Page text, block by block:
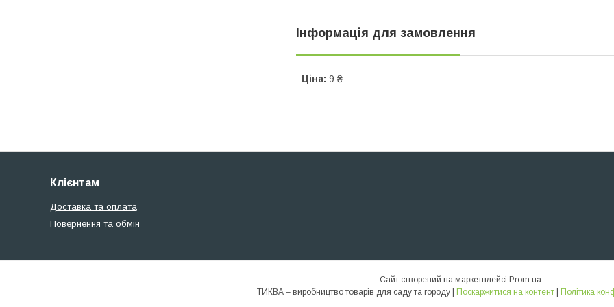
Інформація для замовлення
Ціна: 9 ₴
Клієнтам
Доставка та оплата
Повернення та обмін
Сайт створений на маркетплейсі Prom.ua
ТИКВА – виробництво товарів для саду та городу | Поскаржитися на контент | Політика